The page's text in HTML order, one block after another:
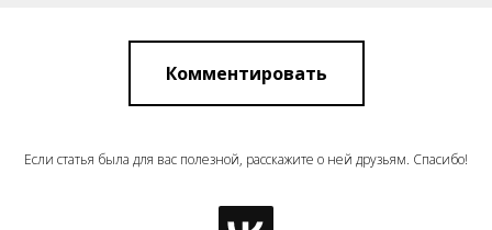
Комментировать
Если статья была для вас полезной, расскажите о ней друзьям. Спасибо!